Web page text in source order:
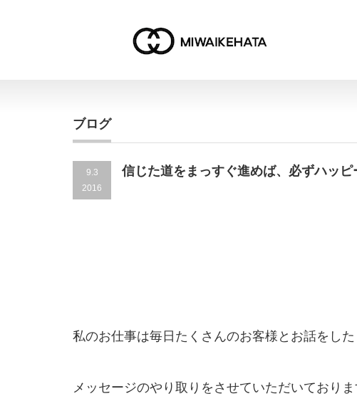
ブログ
9.3
2016
信じた道をまっすぐ進めば、必ずハッピ
私のお仕事は毎日たくさんのお客様とお話をした
メッセージのやり取りをさせていただいておりま